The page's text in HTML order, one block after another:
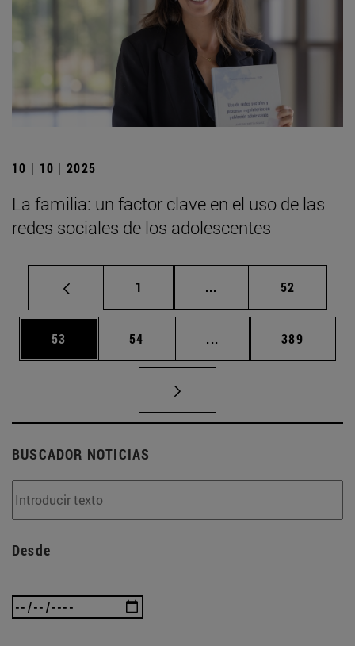
10 | 10 | 2025
La familia: un factor clave en el uso de las
redes sociales de los adolescentes
Página
1 ... Páginas intermedias
Página
52
Página
53 Página
54 ... Páginas intermedias
Página
389
BUSCADOR NOTICIAS
Desde